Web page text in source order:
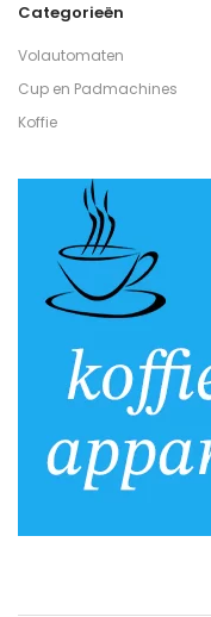
Categorieën
Volautomaten
Cup en Padmachines
Koffie